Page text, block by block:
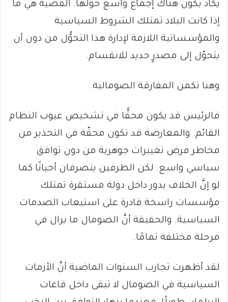
يكاد يكون هناك إجماع واسع حولها. القضية هي ما
إذا كانت البلاد تمتلك الشروط السياسية
والمؤسساتية اللازمة لإدارة هذا التحوُّل من دون أن
يتحوّل إلى مصدرٍ جديد للانقسام.
وهنا تكمن المفارقة الصومالية.
فالرئيس قد يكون محقًّا في تشخيص عيوب النظام
القائم. والمعارضة قد تكون محقّة في التحذير من
مخاطر فرض تغييرات جوهرية من دون توافق
سياسي واسع. لكن الطرفين يتصرفان أحيانًا كما
لو إنَّ الخلاف يدور داخل دولة مستقرة تمتلك
مؤسسات راسخة قادرة على استيعاب الصدمات
السياسية. والحقيقة أنَّ الصومال ما يزال في
مرحلة مختلفة تمامًا.
لقد أظهرت تجارب السنوات الماضية أنَّ الأزمات
السياسية في الصومال لا تبقى داخل قاعات